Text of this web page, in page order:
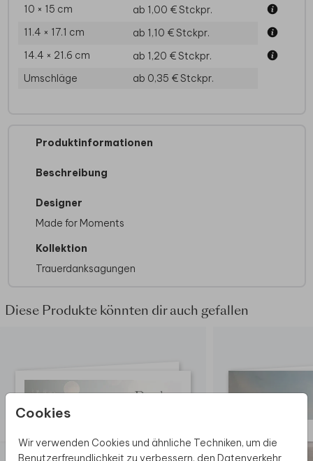
Cookies
Wir verwenden Cookies und ähnliche Techniken, um die
Benutzerfreundlichkeit zu verbessern, den Datenverkehr
10 × 15 cm
ab 1,00 €Stckpr.
11.4 × 17.1 cm
ab 1,10 €Stckpr.
14.4 × 21.6 cm
ab 1,20 €Stckpr.
Umschläge
ab 0,35 €Stckpr.
Produktinformationen
Beschreibung
Designer
Made for Moments
Kollektion
Trauerdanksagungen
Diese Produkte könnten dir auch gefallen